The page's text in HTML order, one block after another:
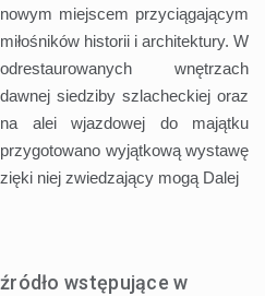
nowym miejscem przyciągającym
miłośników historii i architektury. W
odrestaurowanych wnętrzach
dawnej siedziby szlacheckiej oraz
na alei wjazdowej do majątku
przygotowano wyjątkową wystawę
niej zwiedzający mogą Dalej
wstępujące w